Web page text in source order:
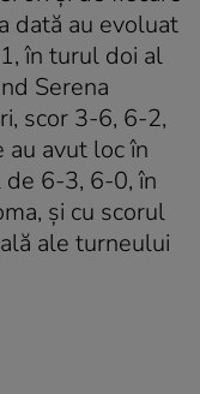
dată au evoluat
în turul doi al
Serena
scor 3-6, 6-2,
avut loc în
de 6-3, 6-0, în
şi cu scorul
ale turneului